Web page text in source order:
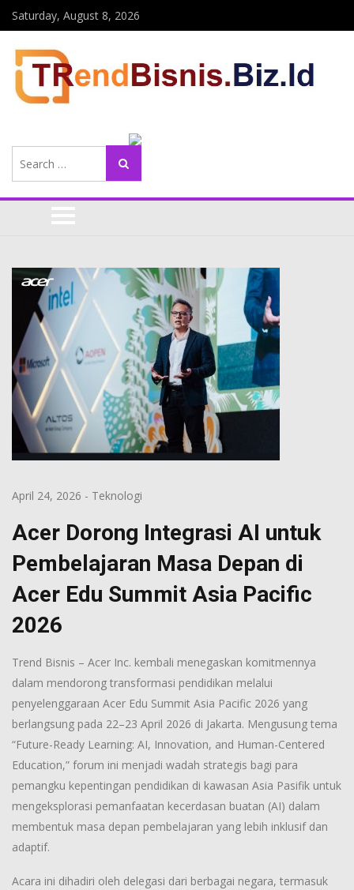
Saturday, August 8, 2026
for:
Search
April 24, 2026 - Teknologi
Acer Dorong Integrasi AI untuk
Pembelajaran Masa Depan di
Acer Edu Summit Asia Pacific
2026
Trend Bisnis – Acer Inc. kembali menegaskan komitmennya
dalam mendorong transformasi pendidikan melalui
penyelenggaraan Acer Edu Summit Asia Pacific 2026 yang
berlangsung pada 22–23 April 2026 di Jakarta. Mengusung tema
“Future-Ready Learning: AI, Innovation, and Human-Centered
Education,” forum ini menjadi wadah strategis bagi para
pemangku kepentingan pendidikan di kawasan Asia Pasifik untuk
mengeksplorasi pemanfaatan kecerdasan buatan (AI) dalam
membentuk masa depan pembelajaran yang lebih inklusif dan
adaptif.
Acara ini dihadiri oleh delegasi dari berbagai negara, termasuk